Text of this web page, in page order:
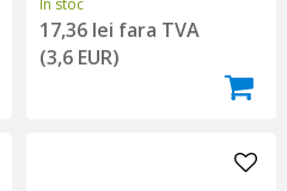
În stoc
17,36 lei fara TVA
(3,6 EUR)